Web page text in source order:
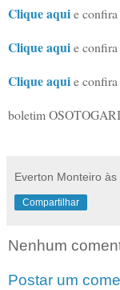
Clique aquie
Clique aquie confira
Clique aquie confira
boletim OSOTOGARI
Everton Monteiro às
Compartilhar
Nenhum
Postar um